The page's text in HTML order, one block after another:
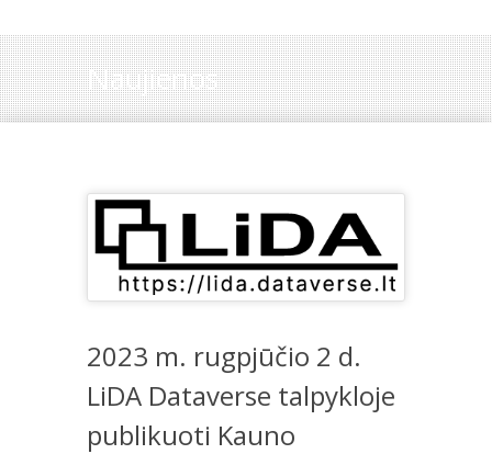
Naujienos
2023 m. rugpjūčio 2 d.
LiDA Dataverse talpykloje
publikuoti Kauno